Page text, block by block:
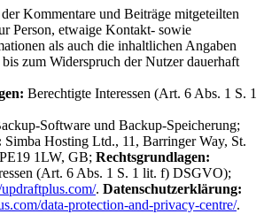
Kommentare und Beiträge mitgeteilten
Person, etwaige Kontakt- sowie
als auch die inhaltlichen Angaben
zum Widerspruch der Nutzer dauerhaft
Berechtigte Interessen (Art. 6 Abs. 1 S. 1
Software und Backup-Speicherung;
Simba Hosting Ltd., 11, Barringer Way, St.
1LW, GB; Rechtsgrundlagen:
(Art. 6 Abs. 1 S. 1 lit. f) DSGVO);
. Datenschutzerklärung:
data-protection-and-privacy-centre/.